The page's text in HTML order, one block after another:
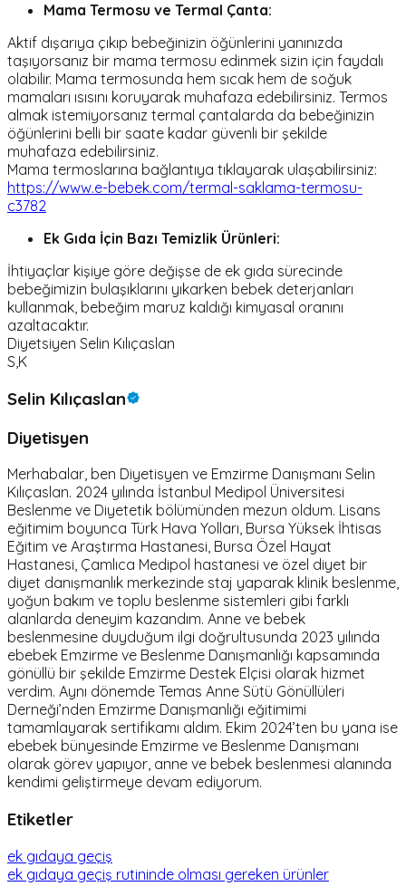
Mama Termosu ve Termal Çanta:
Aktif dışarıya çıkıp bebeğinizin öğünlerini yanınızda
taşıyorsanız bir mama termosu edinmek sizin için faydalı
olabilir. Mama termosunda hem sıcak hem de soğuk
mamaları ısısını koruyarak muhafaza edebilirsiniz. Termos
almak istemiyorsanız termal çantalarda da bebeğinizin
öğünlerini belli bir saate kadar güvenli bir şekilde
muhafaza edebilirsiniz.
Mama termoslarına bağlantıya tıklayarak ulaşabilirsiniz:
https://www.e-bebek.com/termal-saklama-termosu-
c3782
Ek Gıda İçin Bazı Temizlik Ürünleri:
İhtiyaçlar kişiye göre değişse de ek gıda sürecinde
bebeğimizin bulaşıklarını yıkarken bebek deterjanları
kullanmak, bebeğim maruz kaldığı kimyasal oranını
azaltacaktır.
Diyetsiyen Selin Kılıçaslan
S,K
Selin Kılıçaslan
Diyetisyen
Merhabalar, ben Diyetisyen ve Emzirme Danışmanı Selin
Kılıçaslan. 2024 yılında İstanbul Medipol Üniversitesi
Beslenme ve Diyetetik bölümünden mezun oldum. Lisans
eğitimim boyunca Türk Hava Yolları, Bursa Yüksek İhtisas
Eğitim ve Araştırma Hastanesi, Bursa Özel Hayat
Hastanesi, Çamlıca Medipol hastanesi ve özel diyet bir
diyet danışmanlık merkezinde staj yaparak klinik beslenme,
yoğun bakım ve toplu beslenme sistemleri gibi farklı
alanlarda deneyim kazandım. Anne ve bebek
beslenmesine duyduğum ilgi doğrultusunda 2023 yılında
ebebek Emzirme ve Beslenme Danışmanlığı kapsamında
gönüllü bir şekilde Emzirme Destek Elçisi olarak hizmet
verdim. Aynı dönemde Temas Anne Sütü Gönüllüleri
Derneği’nden Emzirme Danışmanlığı eğitimimi
tamamlayarak sertifikamı aldım. Ekim 2024’ten bu yana ise
ebebek bünyesinde Emzirme ve Beslenme Danışmanı
olarak görev yapıyor, anne ve bebek beslenmesi alanında
kendimi geliştirmeye devam ediyorum.
Etiketler
ek gıdaya geçiş
ek gıdaya geçiş rutininde olması gereken ürünler